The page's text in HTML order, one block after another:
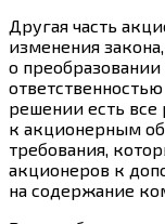
Другая часть
изменения
о
решении есть все
к акционерным
требования,
акционеров к
на содержание